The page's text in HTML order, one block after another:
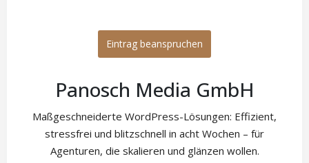
Eintrag beanspruchen
Panosch Media GmbH
Maßgeschneiderte WordPress-Lösungen: Effizient,
stressfrei und blitzschnell in acht Wochen – für
Agenturen, die skalieren und glänzen wollen.